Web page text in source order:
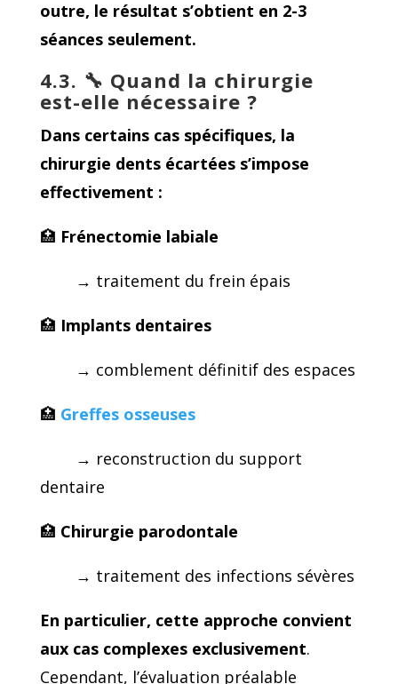
outre, le résultat s’obtient en 2-3
séances seulement.
4.3. 🔧 Quand la chirurgie
est-elle nécessaire ?
Dans certains cas spécifiques, la
chirurgie dents écartées s’impose
effectivement :
🏥 Frénectomie labiale
→ traitement du frein épais
🏥 Implants dentaires
→ comblement définitif des espaces
🏥 Greffes osseuses
→ reconstruction du support
dentaire
🏥 Chirurgie parodontale
→ traitement des infections sévères
En particulier, cette approche convient
aux cas complexes exclusivement.
Cependant, l’évaluation préalable